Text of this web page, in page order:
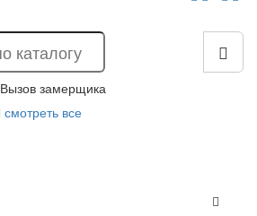
Вызов замерщика
смотреть все